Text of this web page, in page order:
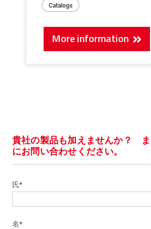
Catalogs
More information
貴社の製品も加えませんか？
にお問い合わせください。
氏*
名*